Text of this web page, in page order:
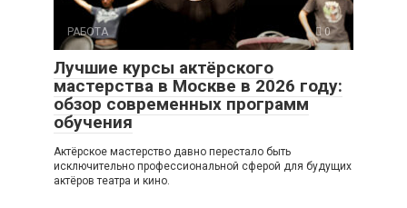
РАБОТА 0
Лучшие курсы актёрского
мастерства в Москве в 2026 году:
обзор современных программ
обучения
Актёрское мастерство давно перестало быть
исключительно профессиональной сферой для будущих
актёров театра и кино.